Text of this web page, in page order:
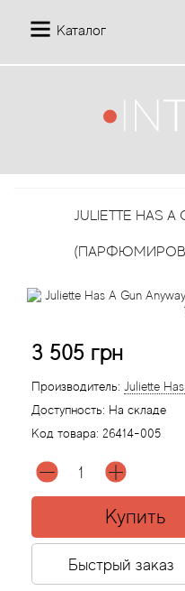
Каталог
JULIETTE HAS
3 505 грн
Производитель: Juliette
Доступность: На складе
Код товара: 26414-005
Купить
Быстрый заказ
12 Parfumeurs Francais
19-69
27 87 Perfumes
Absolument Parfumeur
Acca Kappa
Acqua di Parma
Adidas
Aedes de Venustas
Отзывы
Доставка
Контакты
Статьи
История заказов
Рассылка новостей